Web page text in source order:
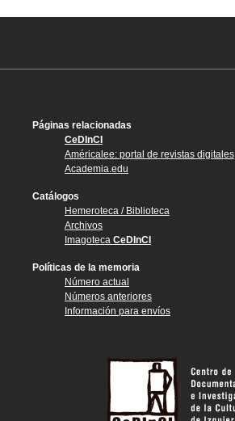
Páginas relacionadas
CeDInCI
Américalee: portal de revistas digitales
Academia.edu
Catálogos
Hemeroteca / Biblioteca
Archivos
Imagoteca CeDInCI
Políticas de la memoria
Número actual
Números anteriores
Información para envíos